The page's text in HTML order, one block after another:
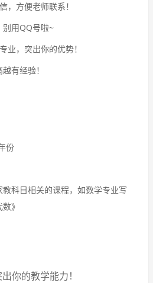
，方便老师联系！
别用QQ号啦~
业，突出你的优势！
有经验！
份
教科目相关的课程，如数学专业写
》
你的教学能力！